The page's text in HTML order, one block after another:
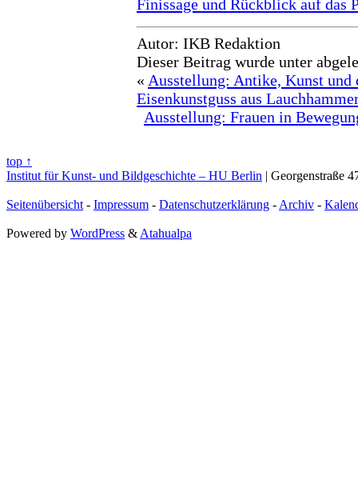
Finissage und Rückblick auf das
Autor: IKB Redaktion
Dieser Beitrag wurde unter
« Ausstellung: Antike, Kunst und
Eisenkunstguss aus
Ausstellung: Frauen in
top ↑
Institut für Kunst- und Bildgeschichte – HU Berlin | Georgenstraße
Seitenübersicht - Impressum - Datenschutzerklärung - Archiv -
Powered by WordPress & Atahualpa